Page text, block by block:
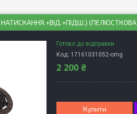
(ПЕЛЮСТКОВА)
Готово до відправки
Код: 17161031052-omg
2 200 ₴
Купити